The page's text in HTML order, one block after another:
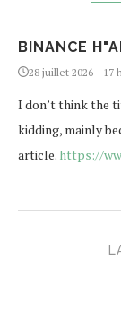
BINANCE
28 juillet 2026 - 17
I don’t think the
kidding, mainly
article. https://